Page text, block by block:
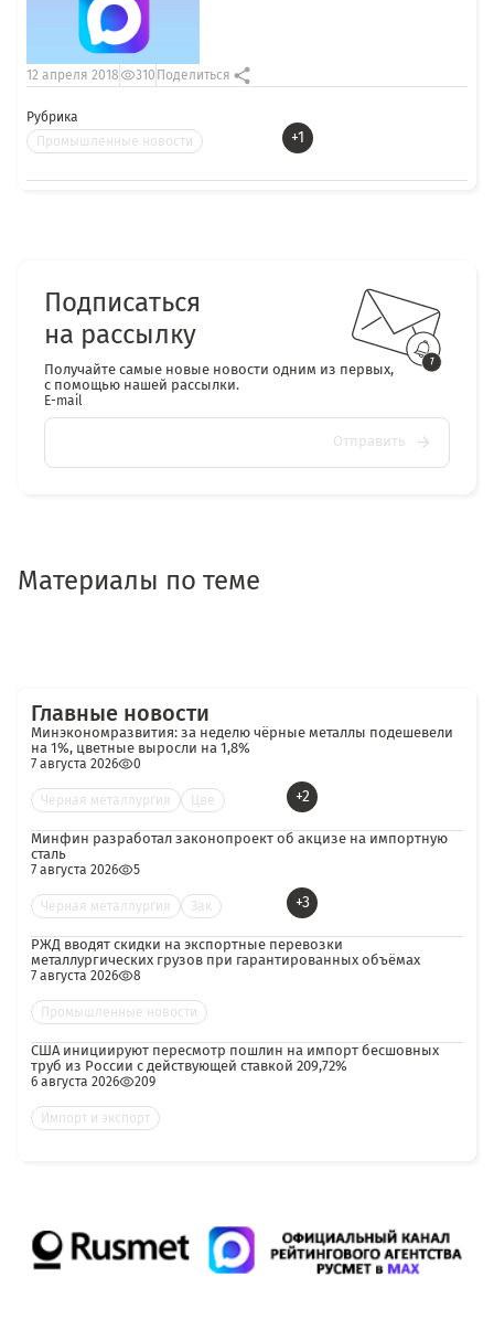
Рубрика
Промышленные новости
+1
12 апреля 2018 310 Поделиться
Подписаться
на рассылку
Получайте самые новые новости одним из первых,
с помощью нашей рассылки.
E-mail
Отправить
Материалы по теме
Главные новости
Минэкономразвития: за неделю чёрные металлы подешевели
на 1%, цветные выросли на 1,8%
7 августа 2026 0
Черная металлургия Цве +2
Минфин разработал законопроект об акцизе на импортную
сталь
7 августа 2026 5
Черная металлургия Зак +3
РЖД вводят скидки на экспортные перевозки
металлургических грузов при гарантированных объёмах
7 августа 2026 8
Промышленные новости
США инициируют пересмотр пошлин на импорт бесшовных
труб из России с действующей ставкой 209,72%
6 августа 2026 209
Импорт и экспорт